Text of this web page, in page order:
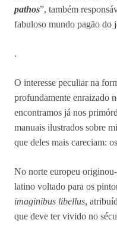
pathos”, também
fabuloso mundo pagão do
.
O interesse peculiar na
profundamente enraizado
encontramos já nos
manuais ilustrados sobre
que deles mais careciam:
No norte europeu
latino voltado para os
imaginibus libellus,
que deve ter vivido no